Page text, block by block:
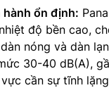
hành ổn định:
độ bền cao,
nóng và dàn
30-40 dB(A),
cần sự tĩnh